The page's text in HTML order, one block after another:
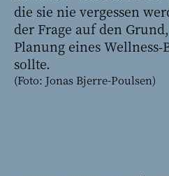
die sie nie vergessen
der Frage auf den
Planung eines
sollte.
(Foto: Jonas Bjerre-Poulsen)